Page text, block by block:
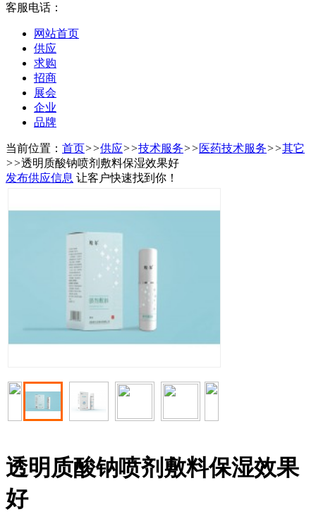
客服电话：
网站首页
供应
求购
招商
展会
企业
品牌
当前位置： 首页>>供应>>技术服务>>医药技术服务>>其它
>>透明质酸钠喷剂敷料保湿效果好
发布供应信息 让客户快速找到你！
透明质酸钠喷剂敷料保湿效果
好